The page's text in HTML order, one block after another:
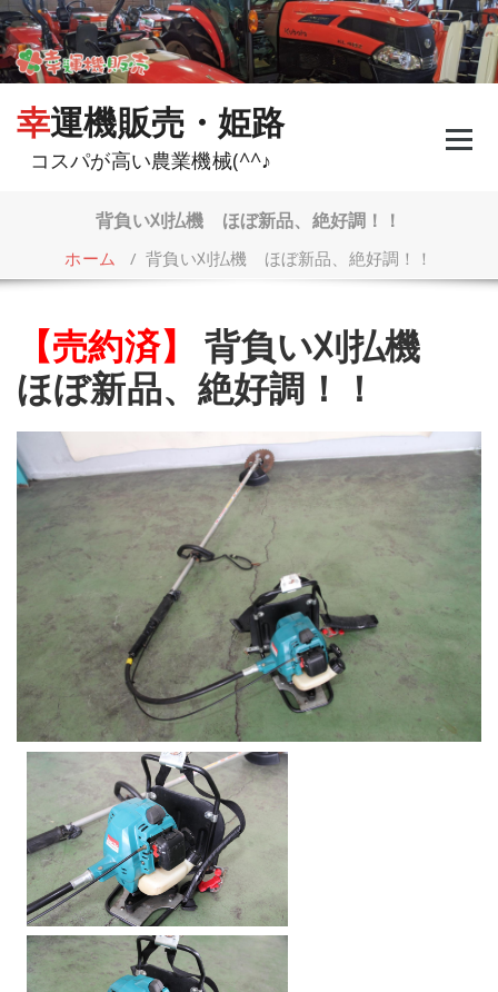
コ
ン
テ
ン
幸運機販売・姫路
コスパが高い農業機械(^^♪
背負い刈払機 ほぼ新品、絶好調！！
ホーム /背負い刈払機 ほぼ新品、絶好調！！
【売約済】
背負い刈払機
ほぼ新品、絶好調！！